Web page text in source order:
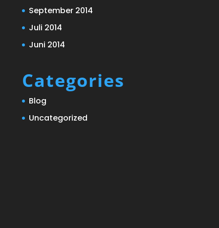
September 2014
Juli 2014
Juni 2014
Categories
Blog
Uncategorized